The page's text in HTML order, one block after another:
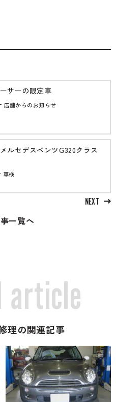
サーの限定車
店舗からのお知らせ
一覧へ
NEXT
メルセデスベンツG320クラス
車検
article
理の関連記事